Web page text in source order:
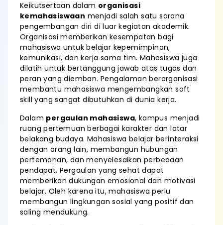
Keikutsertaan dalam organisasi
kemahasiswaan menjadi salah satu sarana
pengembangan diri di luar kegiatan akademik.
Organisasi memberikan kesempatan bagi
mahasiswa untuk belajar kepemimpinan,
komunikasi, dan kerja sama tim. Mahasiswa juga
dilatih untuk bertanggung jawab atas tugas dan
peran yang diemban. Pengalaman berorganisasi
membantu mahasiswa mengembangkan soft
skill yang sangat dibutuhkan di dunia kerja.
Dalam pergaulan mahasiswa, kampus menjadi
ruang pertemuan berbagai karakter dan latar
belakang budaya. Mahasiswa belajar berinteraksi
dengan orang lain, membangun hubungan
pertemanan, dan menyelesaikan perbedaan
pendapat. Pergaulan yang sehat dapat
memberikan dukungan emosional dan motivasi
belajar. Oleh karena itu, mahasiswa perlu
membangun lingkungan sosial yang positif dan
saling mendukung.